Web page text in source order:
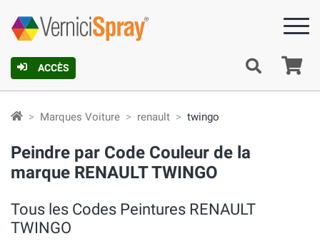
ACCÈS
Marques Voiture renault twingo
Peindre par Code Couleur de la
marque RENAULT TWINGO
Tous les Codes Peintures RENAULT
TWINGO